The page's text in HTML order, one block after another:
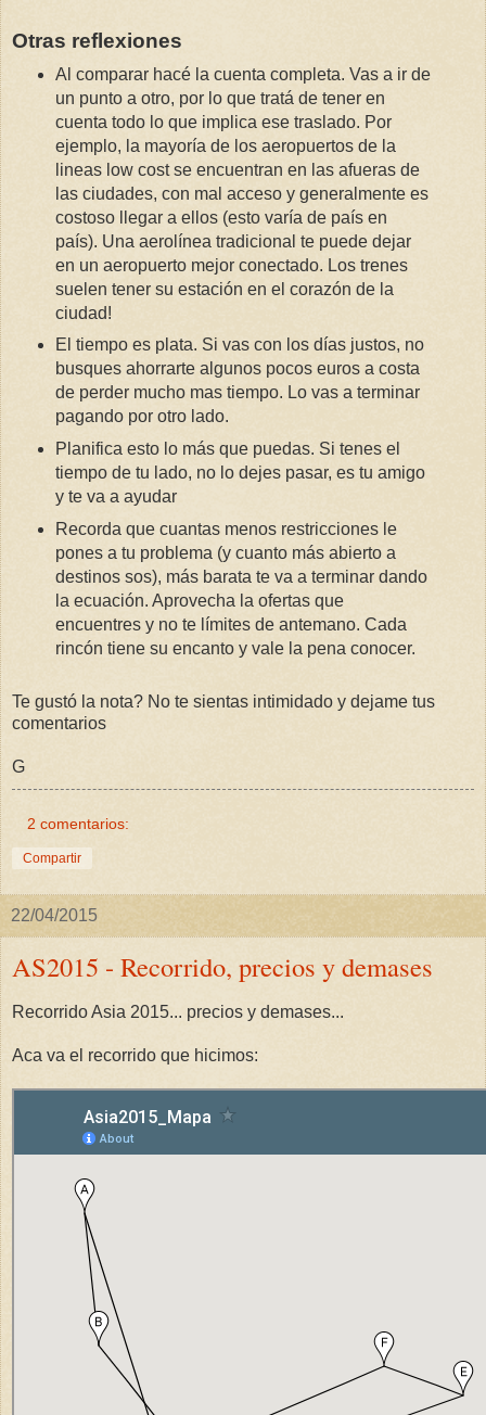
Otras reflexiones
Al comparar hacé la cuenta completa. Vas a ir de
un punto a otro, por lo que tratá de tener en
cuenta todo lo que implica ese traslado. Por
ejemplo, la mayoría de los aeropuertos de la
lineas low cost se encuentran en las afueras de
las ciudades, con mal acceso y generalmente es
costoso llegar a ellos (esto varía de país en
país). Una aerolínea tradicional te puede dejar
en un aeropuerto mejor conectado. Los trenes
suelen tener su estación en el corazón de la
ciudad!
El tiempo es plata. Si vas con los días justos, no
busques ahorrarte algunos pocos euros a costa
de perder mucho mas tiempo. Lo vas a terminar
pagando por otro lado.
Planifica esto lo más que puedas. Si tenes el
tiempo de tu lado, no lo dejes pasar, es tu amigo
y te va a ayudar
Recorda que cuantas menos restricciones le
pones a tu problema (y cuanto más abierto a
destinos sos), más barata te va a terminar dando
la ecuación. Aprovecha la ofertas que
encuentres y no te límites de antemano. Cada
rincón tiene su encanto y vale la pena conocer.
Te gustó la nota? No te sientas intimidado y dejame tus
comentarios
G
2 comentarios:
Compartir
22/04/2015
AS2015 - Recorrido, precios y demases
Recorrido Asia 2015... precios y demases...
Aca va el recorrido que hicimos: